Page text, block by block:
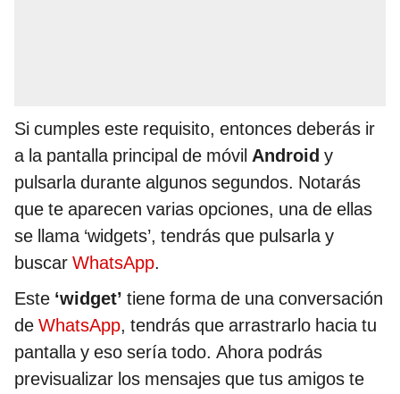
Si cumples este requisito, entonces deberás ir
a la pantalla principal de móvil Android y
pulsarla durante algunos segundos. Notarás
que te aparecen varias opciones, una de ellas
se llama ‘widgets’, tendrás que pulsarla y
buscar WhatsApp.
Este ‘widget’ tiene forma de una conversación
de WhatsApp, tendrás que arrastrarlo hacia tu
pantalla y eso sería todo. Ahora podrás
previsualizar los mensajes que tus amigos te